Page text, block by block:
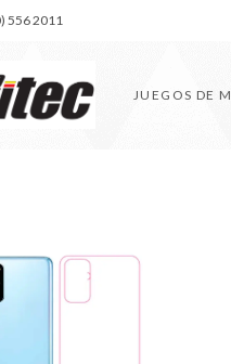
556 2011
JUEGOS DE